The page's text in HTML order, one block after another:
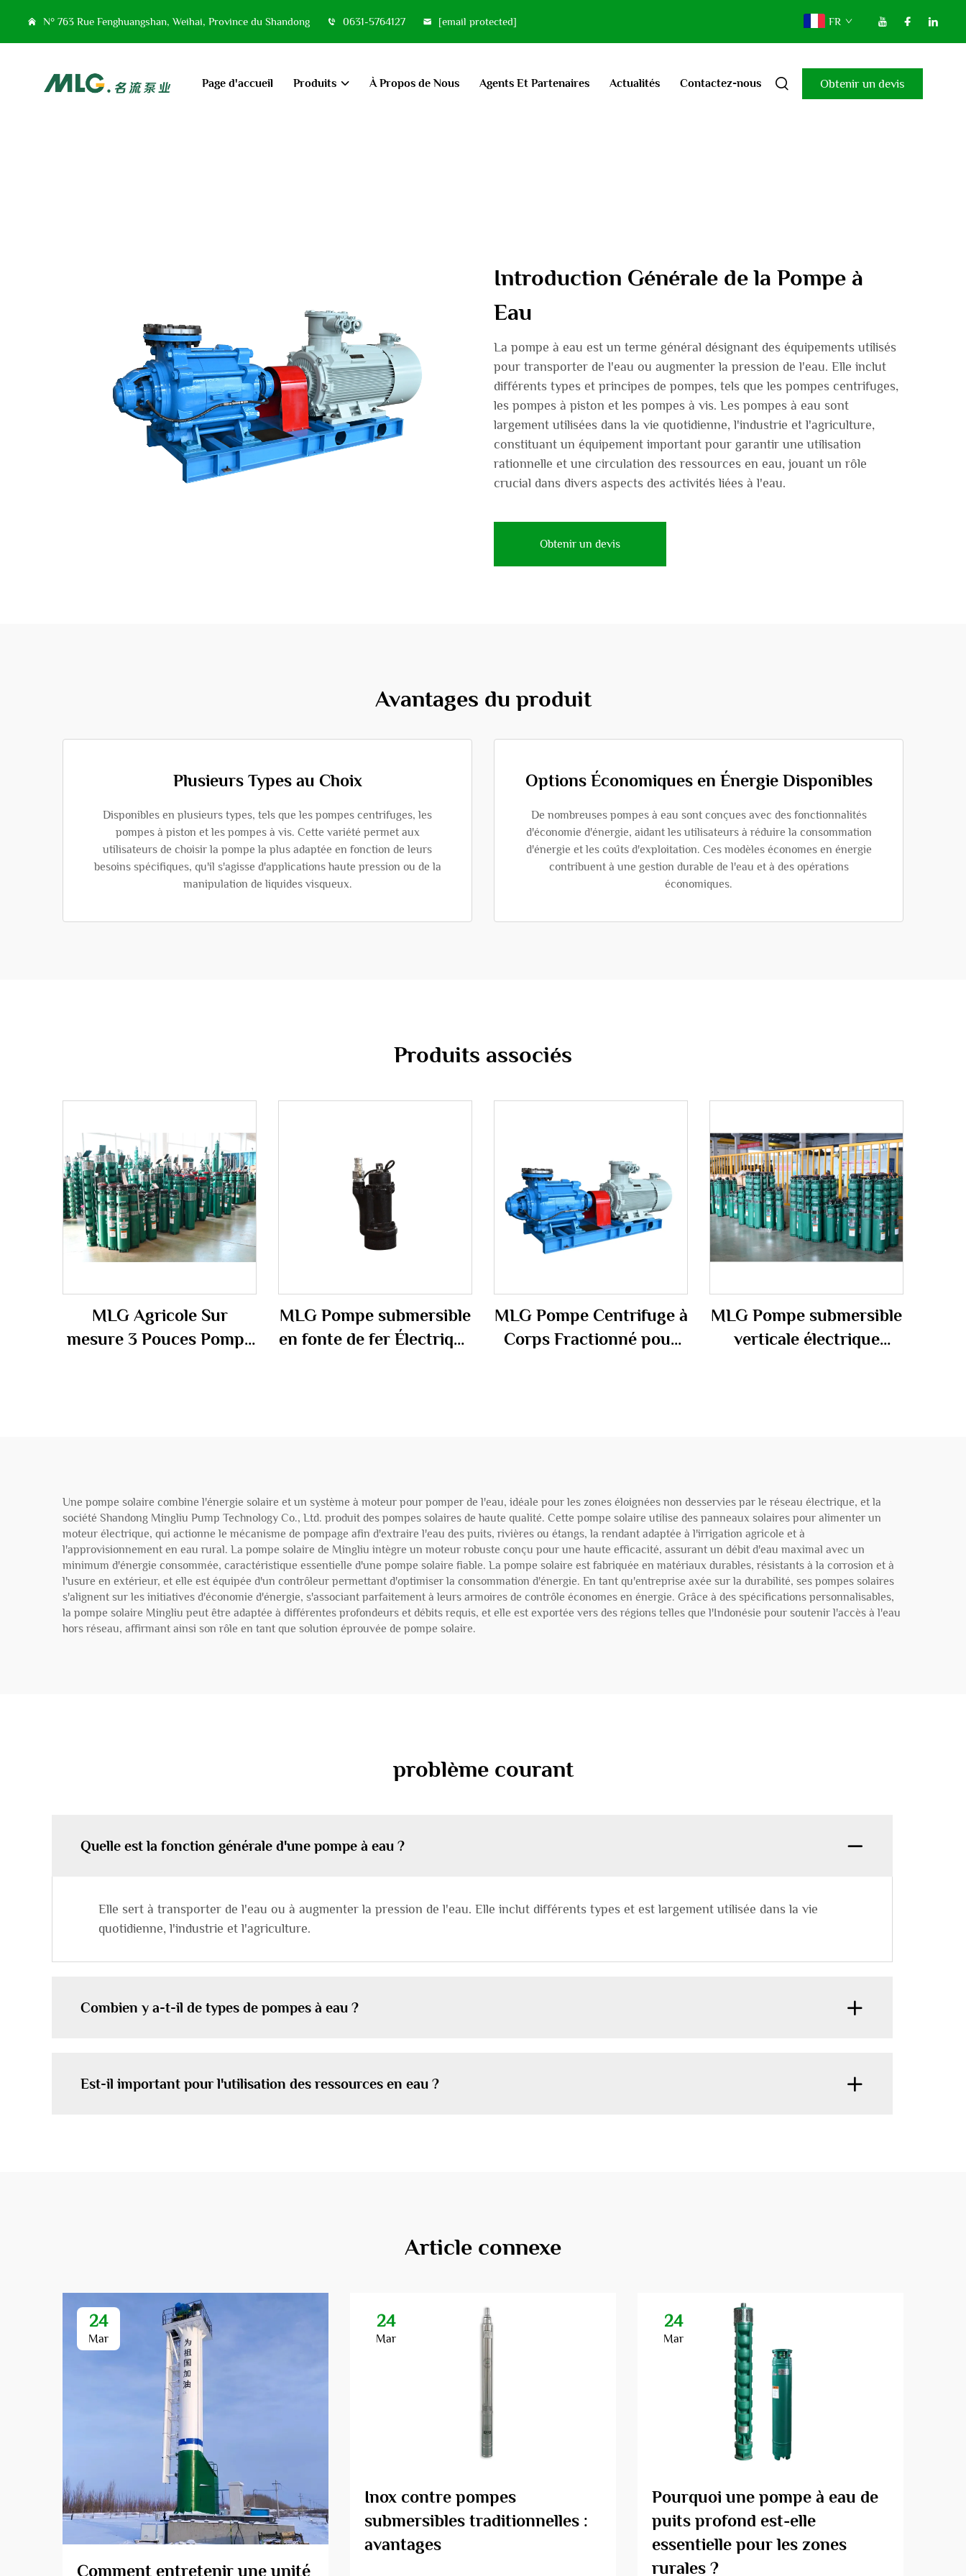
N° 763 Rue Fenghuangshan, Weihai, Province du Shandong 0631-5764127 [email protected] FR
Page d'accueil Produits À Propos de Nous Agents Et Partenaires Actualités Contactez-nous Obtenir un devis
Introduction Générale de la Pompe à
Eau
La pompe à eau est un terme général désignant des équipements utilisés
pour transporter de l'eau ou augmenter la pression de l'eau. Elle inclut
différents types et principes de pompes, tels que les pompes centrifuges,
les pompes à piston et les pompes à vis. Les pompes à eau sont
largement utilisées dans la vie quotidienne, l'industrie et l'agriculture,
constituant un équipement important pour garantir une utilisation
rationnelle et une circulation des ressources en eau, jouant un rôle
crucial dans divers aspects des activités liées à l'eau.
Obtenir un devis
Avantages du produit
Plusieurs Types au Choix
Disponibles en plusieurs types, tels que les pompes centrifuges, les
pompes à piston et les pompes à vis. Cette variété permet aux
utilisateurs de choisir la pompe la plus adaptée en fonction de leurs
besoins spécifiques, qu'il s'agisse d'applications haute pression ou de la
manipulation de liquides visqueux.
Options Économiques en Énergie Disponibles
De nombreuses pompes à eau sont conçues avec des fonctionnalités
d'économie d'énergie, aidant les utilisateurs à réduire la consommation
d'énergie et les coûts d'exploitation. Ces modèles économes en énergie
contribuent à une gestion durable de l'eau et à des opérations
économiques.
Produits associés
MLG Agricole Sur
mesure 3 Pouces Pompe
MLG Pompe submersible
en fonte de fer Électrique
MLG Pompe Centrifuge à
Corps Fractionné pour
MLG Pompe submersible
verticale électrique
Une pompe solaire combine l'énergie solaire et un système à moteur pour pomper de l'eau, idéale pour les zones éloignées non desservies par le réseau électrique, et la
société Shandong Mingliu Pump Technology Co., Ltd. produit des pompes solaires de haute qualité. Cette pompe solaire utilise des panneaux solaires pour alimenter un
moteur électrique, qui actionne le mécanisme de pompage afin d'extraire l'eau des puits, rivières ou étangs, la rendant adaptée à l'irrigation agricole et à
l'approvisionnement en eau rural. La pompe solaire de Mingliu intègre un moteur robuste conçu pour une haute efficacité, assurant un débit d'eau maximal avec un
minimum d'énergie consommée, caractéristique essentielle d'une pompe solaire fiable. La pompe solaire est fabriquée en matériaux durables, résistants à la corrosion et à
l'usure en extérieur, et elle est équipée d'un contrôleur permettant d'optimiser la consommation d'énergie. En tant qu'entreprise axée sur la durabilité, ses pompes solaires
s'alignent sur les initiatives d'économie d'énergie, s'associant parfaitement à leurs armoires de contrôle économes en énergie. Grâce à des spécifications personnalisables,
la pompe solaire Mingliu peut être adaptée à différentes profondeurs et débits requis, et elle est exportée vers des régions telles que l'Indonésie pour soutenir l'accès à l'eau
hors réseau, affirmant ainsi son rôle en tant que solution éprouvée de pompe solaire.
problème courant
Quelle est la fonction générale d'une pompe à eau ?
Elle sert à transporter de l'eau ou à augmenter la pression de l'eau. Elle inclut différents types et est largement utilisée dans la vie
quotidienne, l'industrie et l'agriculture.
Combien y a-t-il de types de pompes à eau ?
Est-il important pour l'utilisation des ressources en eau ?
Article connexe
24
Mar
Comment entretenir une unité
24
Mar
Inox contre pompes
submersibles traditionnelles :
avantages
24
Mar
Pourquoi une pompe à eau de
puits profond est-elle
essentielle pour les zones
rurales ?